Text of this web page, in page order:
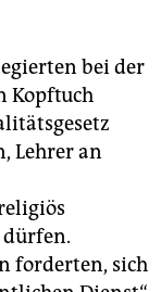
bei der
Kopftuch
Lehrer an
dürfen.
forderten, sich